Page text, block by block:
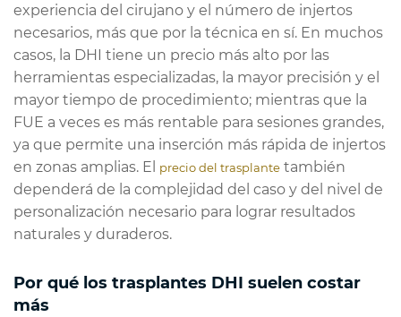
experiencia del cirujano y el número de injertos
necesarios, más que por la técnica en sí. En muchos
casos, la DHI tiene un precio más alto por las
herramientas especializadas, la mayor precisión y el
mayor tiempo de procedimiento; mientras que la
FUE a veces es más rentable para sesiones grandes,
ya que permite una inserción más rápida de injertos
en zonas amplias. El
precio del trasplante también
dependerá de la complejidad del caso y del nivel de
personalización necesario para lograr resultados
naturales y duraderos.
Por qué los trasplantes DHI suelen costar
más